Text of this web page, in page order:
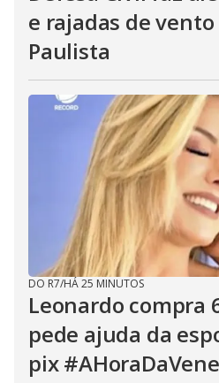
e rajadas de
Paulista
DO R7/HÁ 25 MINUTOS
Leonardo compra
pede ajuda da
pix